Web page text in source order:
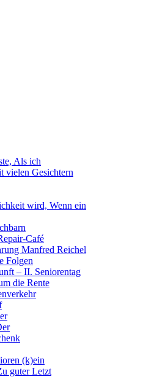
Als ich
vielen Gesichtern
wird, Wenn ein
Café
Manfred Reichel
Folgen
– II. Seniorentag
die Rente
(k)ein
guter Letzt